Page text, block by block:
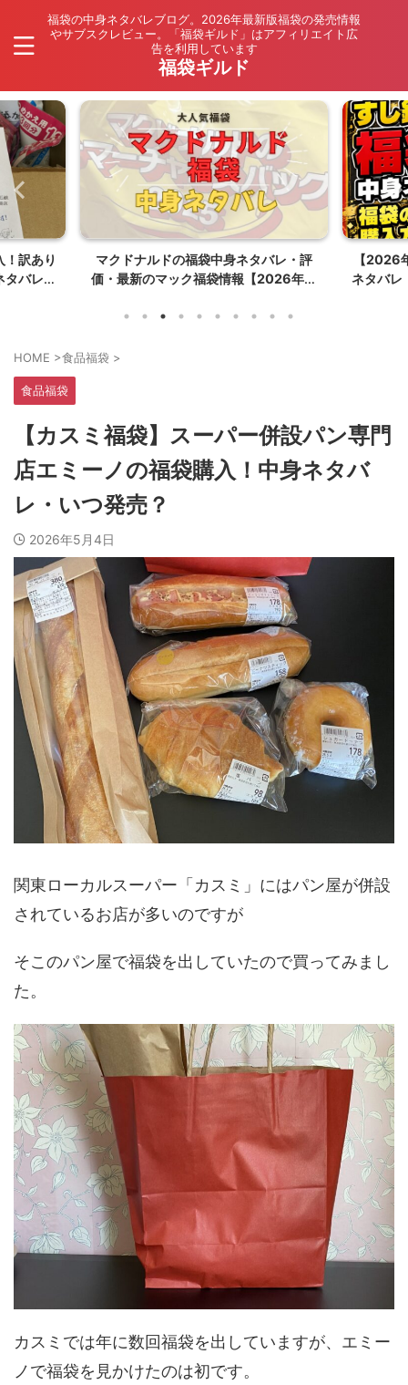
福袋の中身ネタバレブログ。2026年最新版福袋の発売情報
やサブスクレビュー。「福袋ギルド」はアフィリエイト広
告を利用しています
福袋ギルド
レ・評
年夏
【2026年最新】すし銚子丸の福袋中身
ネタバレ！夏の福袋の発売情報・購入方
もち吉
までかっ
HOME >食品福袋 >
食品福袋
【カスミ福袋】スーパー併設パン専門
店エミーノの福袋購入！中身ネタバ
レ・いつ発売？
2026年5月4日
関東ローカルスーパー「カスミ」にはパン屋が併設
されているお店が多いのですが
そこのパン屋で福袋を出していたので買ってみまし
た。
カスミでは年に数回福袋を出していますが、エミー
ノで福袋を見かけたのは初です。